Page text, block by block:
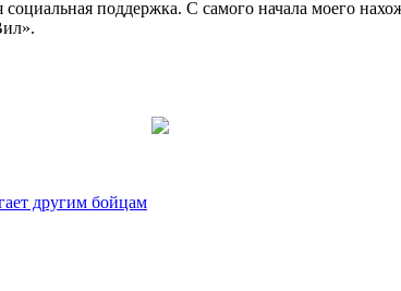
поддержка. С самого начала моего
другим бойцам